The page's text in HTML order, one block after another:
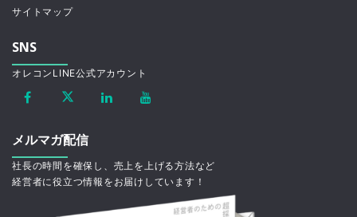
サイトマップ
SNS
オレコンLINE公式アカウント
メルマガ配信
社長の時間を確保し、売上を上げる方法など
経営者に役立つ情報をお届けしています！